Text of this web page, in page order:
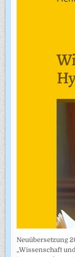
Neuübersetzung
„Wissenschaft